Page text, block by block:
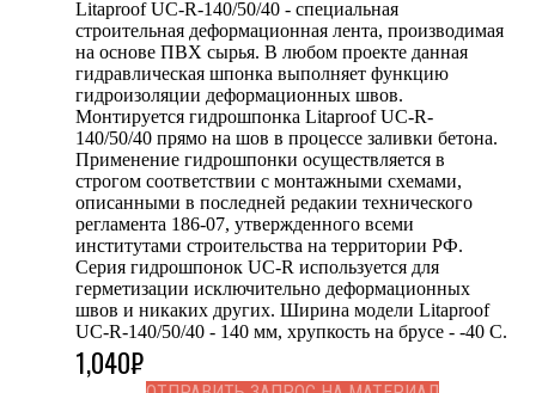
Litaproof UC-R-140/50/40 - специальная
строительная деформационная лента, производимая
на основе ПВХ сырья. В любом проекте данная
гидравлическая шпонка выполняет функцию
гидроизоляции деформационных швов.
Монтируется гидрошпонка Litaproof UC-R-
140/50/40 прямо на шов в процессе заливки бетона.
Применение гидрошпонки осуществляется в
строгом соответствии с монтажными схемами,
описанными в последней редакии технического
регламента 186-07, утвержденного всеми
институтами строительства на территории РФ.
Серия гидрошпонок UC-R используется для
герметизации исключительно деформационных
швов и никаких других. Ширина модели Litaproof
UC-R-140/50/40 - 140 мм, хрупкость на брусе - -40 С.
1,040₽